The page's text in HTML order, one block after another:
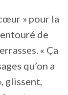
» pour la
de
« Ça
qu’on a
glissent,